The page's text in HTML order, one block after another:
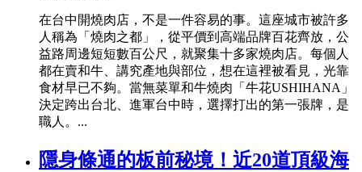
在台中開燒肉店，不是一件容易的事。這座城市被許多
人稱為「燒肉之都」，從平價到高端品牌百花齊放，公
益路周邊短短數百公尺，就聚集十多家燒肉店。每個人
都在賣和牛、講究產地與部位，想在這裡被看見，光靠
食材早已不夠。當無菜單和牛燒肉「牛花USHIHANA」
決定跨出台北、進軍台中時，選擇打出的第一張牌，是
職人。...
隱身條通的板前秘境！近20道頂級海